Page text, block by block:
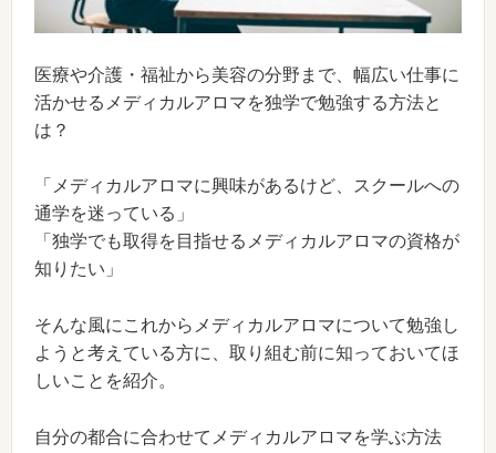
医療や介護・福祉から美容の分野まで、幅広い仕事に
活かせるメディカルアロマを独学で勉強する方法と
は？
「メディカルアロマに興味があるけど、スクールへの
通学を迷っている」
「独学でも取得を目指せるメディカルアロマの資格が
知りたい」
そんな風にこれからメディカルアロマについて勉強し
ようと考えている方に、取り組む前に知っておいてほ
しいことを紹介。
自分の都合に合わせてメディカルアロマを学ぶ方法